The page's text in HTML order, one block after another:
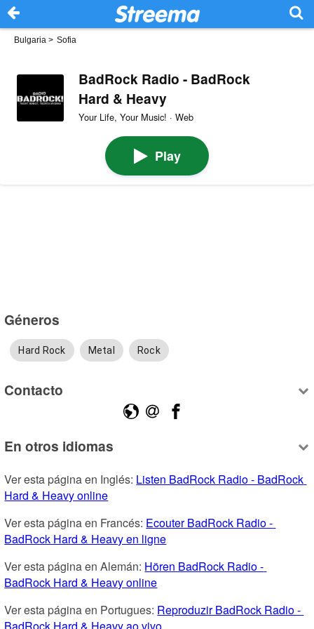
Bulgaria > Sofia
BadRock Radio - BadRock
Hard & Heavy
Your Life, Your Music! · Web
Play
Géneros
Hard Rock Metal Rock
Contacto
En otros idiomas
Ver esta página en Inglés: Listen BadRock Radio - BadRock
Hard & Heavy online
Ver esta página en Francés: Ecouter BadRock Radio -
BadRock Hard & Heavy en ligne
Ver esta página en Alemán: Hören BadRock Radio -
BadRock Hard & Heavy online
Ver esta página en Portugues: Reproduzir BadRock Radio -
BadRock Hard & Heavy ao vivo